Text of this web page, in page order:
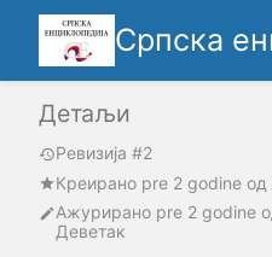
Српска
Детаљи
Ревизија #2
Креирано pre 2 godine oд
Ажурирано pre 2 godine
Деветак